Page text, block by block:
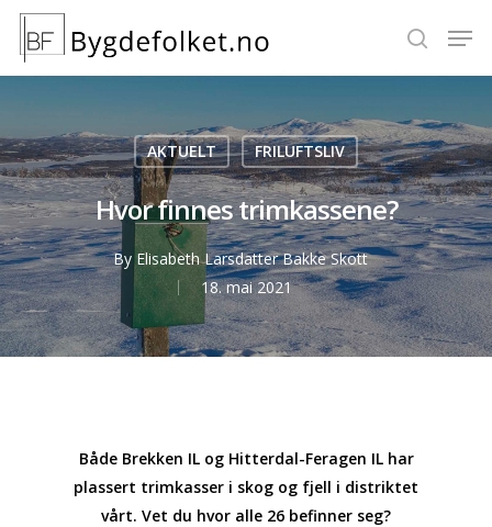
Hit enter to search or ESC to close
AKTUELT FRILUFTSLIV
Hvor finnes trimkassene?
By Elisabeth Larsdatter Bakke Skott
18. mai 2021
Både Brekken IL og Hitterdal-Feragen IL har
plassert trimkasser i skog og fjell i distriktet
vårt. Vet du hvor alle 26 befinner seg?